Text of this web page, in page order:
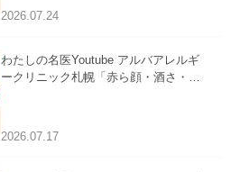
た。
2026.07.24
わたしの名医Youtube アルバアレルギ
ークリニック札幌「赤ら顔・酒さ・ニ
ました。
2026.07.17